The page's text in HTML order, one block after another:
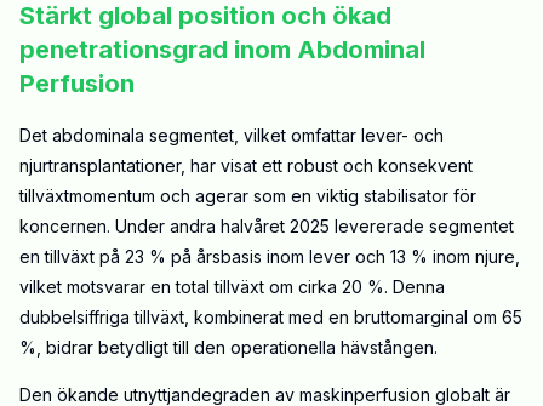
Stärkt global position och ökad
penetrationsgrad inom Abdominal
Perfusion
Det abdominala segmentet, vilket omfattar lever- och
njurtransplantationer, har visat ett robust och konsekvent
tillväxtmomentum och agerar som en viktig stabilisator för
koncernen. Under andra halvåret 2025 levererade segmentet
en tillväxt på 23 % på årsbasis inom lever och 13 % inom njure,
vilket motsvarar en total tillväxt om cirka 20 %. Denna
dubbelsiffriga tillväxt, kombinerat med en bruttomarginal om 65
%, bidrar betydligt till den operationella hävstången.
Den ökande utnyttjandegraden av maskinperfusion globalt är